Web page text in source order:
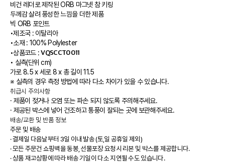
비건 레더로 제작된 ORB 마그넷 참 키링
두께감 살려 풍성한 느낌을 더한 제품
빅 ORB 포인트
•제조국 : 이탈리아
•소재 : 100% Polylester
•상품코드 :VQSCCT0011
• 실측(단위 cm)
가로 8.5 x 세로 8 x 총 길이 11.5
※ 실측의 경우 측정 방법에 따라 다소 차이가 있을 수 있습니다.
취급시 주의사항
· 제품이 젖거나 오염 또는 파손 되지 않도록 주의해주세요.
· 제공된 박스에 넣어 건조하고 통풍이 잘되는 곳에 보관해주세요.
배송/교환 및 반품 정보
주문 및 배송
·결제일 다음날부터 3일 이내 발송 (토,일 공휴일 제외)
·모든 주문건 쇼핑백을 동봉, 선물포장 요청시 리본 및 박스를 제공합니다.
·상품 재고상황에 따라 배송 기일이 다소 지연될 수도 있습니다.